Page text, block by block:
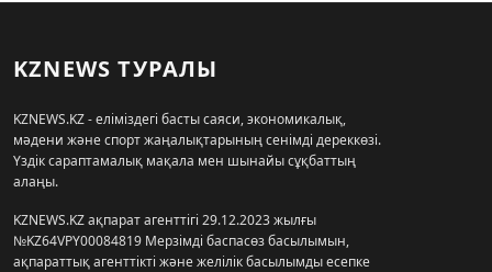
KZNEWS ТУРАЛЫ
KZNEWS.KZ - еліміздегі басты саяси, экономикалық,
мәдени және спорт жаңалықтарының сенімді дереккөзі.
Үздік сараптамалық мақала мен шынайы сұқбаттың
алаңы.
KZNEWS.KZ ақпарат агенттігі 29.12.2023 жылғы
№KZ64VPY00084819 Мерзімді баспасөз басылымын,
ақпараттық агенттікті және желілік басылымды есепке